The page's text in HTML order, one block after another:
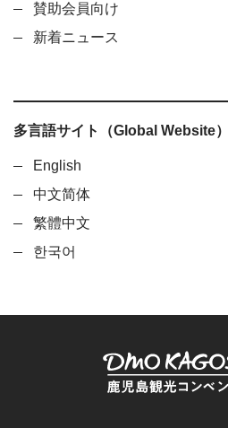
賛助会員向け
新着ニュース
多言語サイト（Global Website）
English
中文简体
繁體中文
한국어